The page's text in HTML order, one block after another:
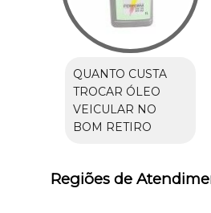
QUANTO CUSTA
TROCAR ÓLEO
VEICULAR NO
BOM RETIRO
Regiões de